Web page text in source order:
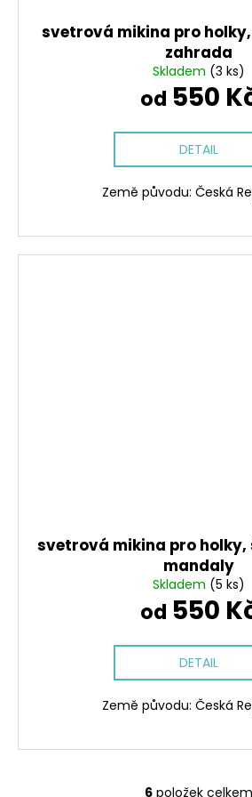
svetrová mikina pro
zahrada
Skladem (3 ks)
od 550
DETAIL
Země původu: Česká
svetrová mikina pro holky,
mandaly
Skladem (5 ks)
od 550
DETAIL
Země původu: Česká
6 položek celkem